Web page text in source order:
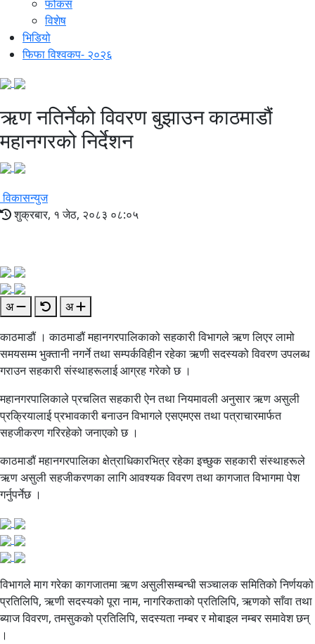
फोकस
विशेष
भिडियो
फिफा विश्वकप- २०२६
ऋण नतिर्नेको विवरण बुझाउन काठमाडौं
महानगरको निर्देशन
विकासन्युज
शुक्रबार, १ जेठ, २०८३ ०८:०५
अ
अ
काठमाडौं । काठमाडौं महानगरपालिकाको सहकारी विभागले ऋण लिएर लामो
समयसम्म भुक्तानी नगर्ने तथा सम्पर्कविहीन रहेका ऋणी सदस्यको विवरण उपलब्ध
गराउन सहकारी संस्थाहरूलाई आग्रह गरेको छ ।
महानगरपालिकाले प्रचलित सहकारी ऐन तथा नियमावली अनुसार ऋण असुली
प्रक्रियालाई प्रभावकारी बनाउन विभागले एसएमएस तथा पत्राचारमार्फत
सहजीकरण गरिरहेको जनाएको छ ।
काठमाडौं महानगरपालिका क्षेत्राधिकारभित्र रहेका इच्छुक सहकारी संस्थाहरूले
ऋण असुली सहजीकरणका लागि आवश्यक विवरण तथा कागजात विभागमा पेश
गर्नुपर्नेछ ।
विभागले माग गरेका कागजातमा ऋण असुलीसम्बन्धी सञ्चालक समितिको निर्णयको
प्रतिलिपि, ऋणी सदस्यको पूरा नाम, नागरिकताको प्रतिलिपि, ऋणको साँवा तथा
ब्याज विवरण, तमसुकको प्रतिलिपि, सदस्यता नम्बर र मोबाइल नम्बर समावेश छन्
।